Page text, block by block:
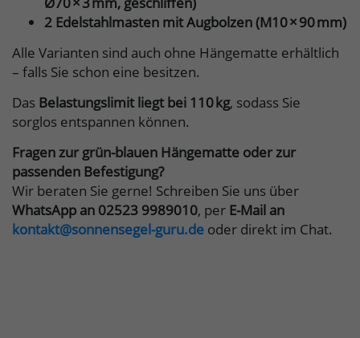
2 Edelstahlmasten mit Augbolzen (M10 × 90 mm)
Alle Varianten sind auch ohne Hängematte erhältlich
– falls Sie schon eine besitzen.
Das Belastungslimit liegt bei 110 kg, sodass Sie
sorglos entspannen können.
Fragen zur grün-blauen Hängematte oder zur
passenden Befestigung?
Wir beraten Sie gerne! Schreiben Sie uns über
WhatsApp an 02523 9989010, per E-Mail an
kontakt@sonnensegel-guru.de oder direkt im Chat.